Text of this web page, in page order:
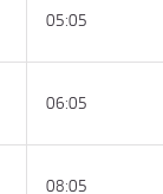
05:05
06:05
08:05